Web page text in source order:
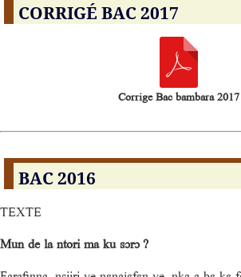
CORRIGÉ BAC 2017
Corrige Bac bambara 2017
BAC 2016
TEXTE
Mun de la ntori ma ku sɔrɔ ?